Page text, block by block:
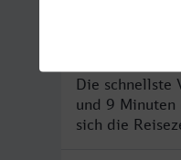
Was ist
Die schnellste
und 9 Minuten
sich die